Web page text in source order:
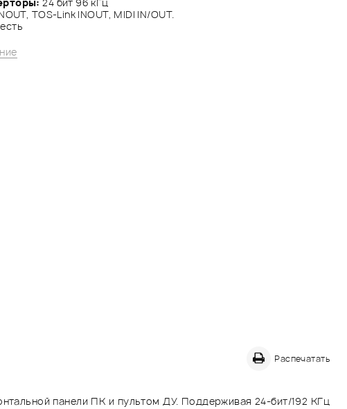
TOS-Link INOUT, MIDI IN/OUT.
есть
Распечатать
панели ПК и пультом ДУ. Поддерживая 24-бит/192 КГц